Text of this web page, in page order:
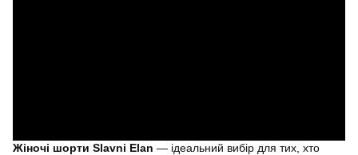
Жіночі шорти Slavni Elan — ідеальний вибір для тих, хто